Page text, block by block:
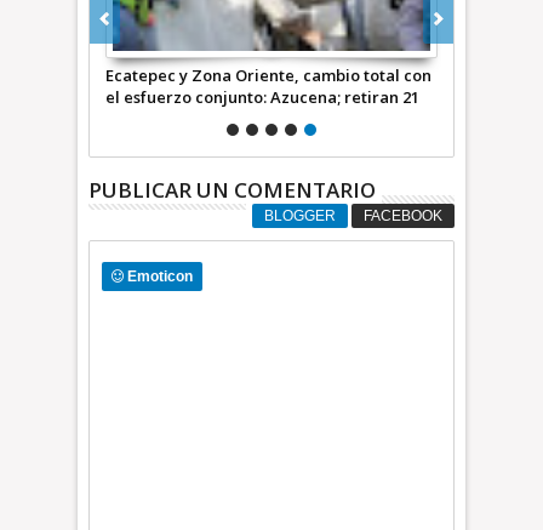
Ecatepec y Zona Oriente, cambio total con
el esfuerzo conjunto: Azucena; retiran 21
toneladas de basura *Video
PUBLICAR UN COMENTARIO
BLOGGER FACEBOOK
Emoticon